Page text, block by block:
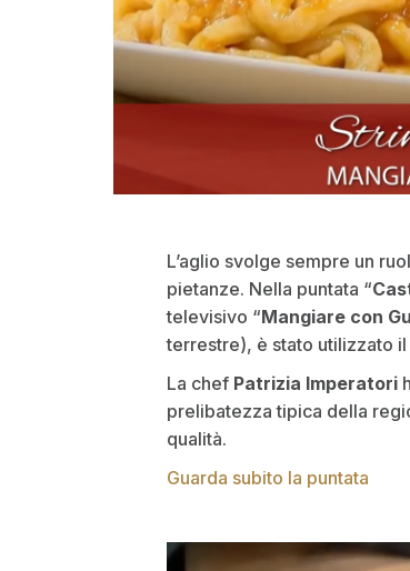
L’aglio svolge sempre un
pietanze. Nella puntata “
televisivo “Mangiare con
terrestre), è stato utilizzato il
La chef Patrizia Imperatori
prelibatezza tipica della
qualità.
Guarda subito la puntata